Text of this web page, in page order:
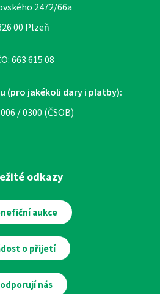
2472/66a
00 Plzeň
663 615 08
(pro jakékoli dary i platby):
/ 0300 (ČSOB)
odkazy
aukce
o přijetí
nás